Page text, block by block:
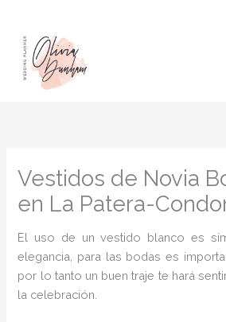
contenido
Vestidos de Novia
en La Patera-
El uso de un vestido blanco es
elegancia, para las bodas es
por lo tanto un buen traje te hará
la celebración.